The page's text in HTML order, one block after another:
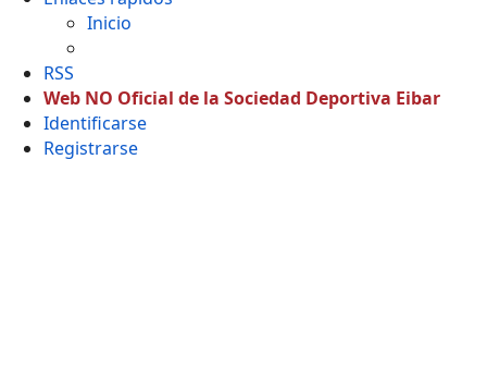
Inicio
RSS
Web NO Oficial de la Sociedad Deportiva Eibar
Identificarse
Registrarse